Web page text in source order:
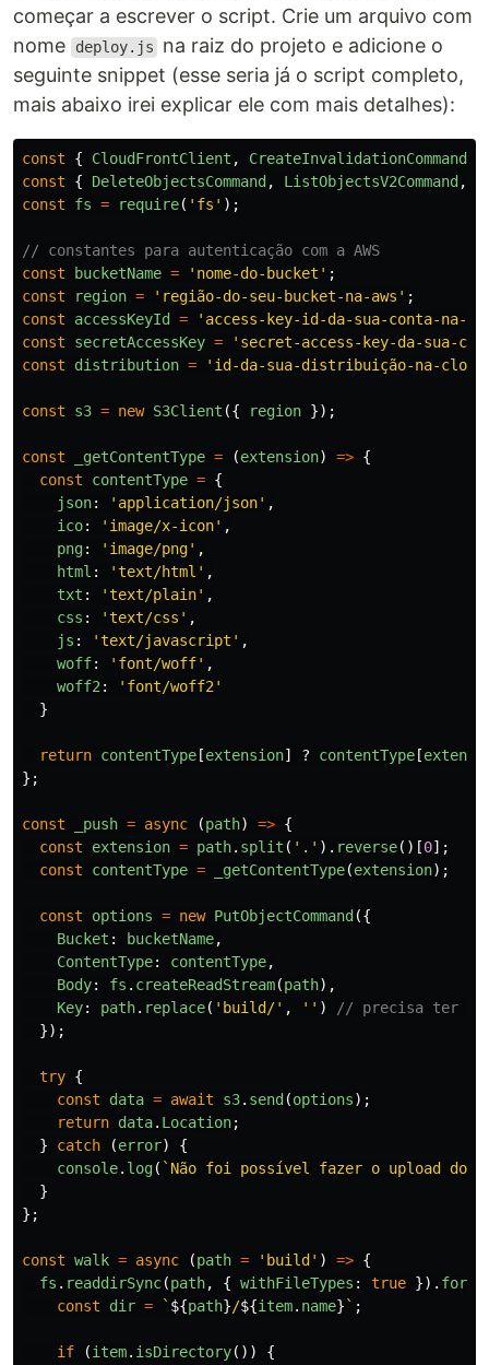
começar a escrever o script. Crie um arquivo com
nome
deploy.js
na raiz do projeto e adicione o
seguinte snippet (esse seria já o script completo,
mais abaixo irei explicar ele com mais detalhes):
const { CloudFrontClient , CreateInvalidationCommand
const
{ DeleteObjectsCommand , ListObjectsV2Command ,
const
fs = require( ' fs ' );
// constantes para autenticação com a AWS
const
bucketName = ' nome-do-bucket ' ;
const
region = ' região-do-seu-bucket-na-aws ' ;
const
accessKeyId = ' access-key-id-da-sua-conta-na-
const
secretAccessKey = ' secret-access-key-da-sua-
const
distribution = ' id-da-sua-distribuição-na-
const s3 = new S3Client ({ region });
const _getContentType = (extension) => {
const
contentType = {
json: ' application/json' ,
ico: ' image/x-icon' ,
png: ' image/png' ,
html : 'text/html ' ,
txt : 'text/plain' ,
css : 'text/css ' ,
js : 'text/javascript ' ,
woff: ' font/woff' ,
woff2 : ' font/woff2 '
}
return contentType [extension] ? contentType [
};
const _push = async (path) => {
const
extension = path. split ( ' . ' ). reverse()[0];
const
contentType = _getContentType(extension);
const options = new PutObjectCommand ({
Bucket : bucketName,
ContentType: contentType,
Body: fs . createReadStream(path),
Key: path. replace( ' build/' , '' )
// precisa ter o
});
try {
const
data = await s3. send (options);
return data. Location;
}
catch (error)
{
console. log( `Não foi possível fazer o upload do
}
};
const walk = async (path = ' build ' ) => {
fs . readdirSync(path, { withFileTypes : true }).
const
dir = ` ${path}/${item. name} ` ;
if (item. isDirectory()) {